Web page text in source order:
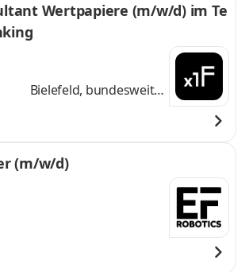
Wertpapiere (m/w/d) im Te
Bielefeld, bundesweit,
weitere
(m/w/d)